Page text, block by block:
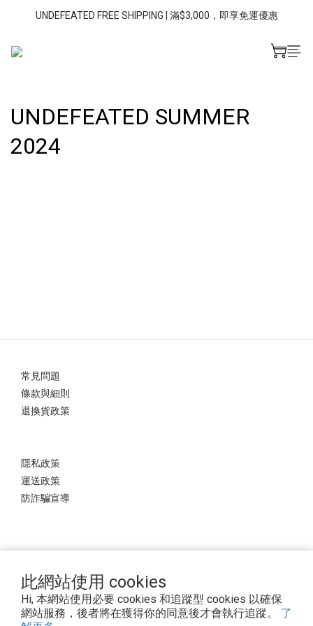
此網站使用 cookies
Hi, 本網站使用必要 cookies 和追蹤型 cookies 以確保
網站服務，後者將在獲得你的同意後才會執行追蹤。 了
UNDEFEATED FREE SHIPPING | 滿$3,000，即享免運優惠
UNDEFEATED SUMMER
2024
常見問題
條款與細則
退換貨政策
隱私政策
運送政策
防詐騙宣導